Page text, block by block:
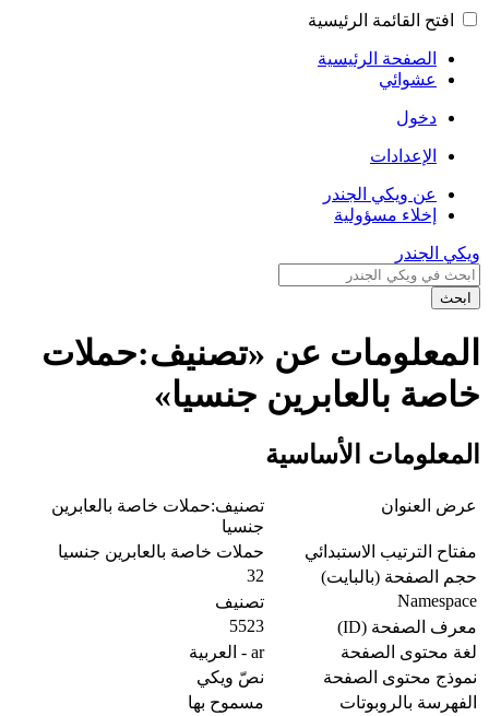
افتح القائمة الرئيسية
الصفحة الرئيسية
عشوائي
دخول
الإعدادات
عن ويكي الجندر
إخلاء مسؤولية
ويكي الجندر
ابحث
المعلومات عن «تصنيف:حملات
خاصة بالعابرين جنسيا»
المعلومات الأساسية
عرض العنوان
تصنيف:حملات خاصة بالعابرين
جنسيا
مفتاح الترتيب الاستبدائي
حملات خاصة بالعابرين جنسيا
حجم الصفحة (بالبايت)
32
Namespace
تصنيف
معرف الصفحة (ID)
5523
لغة محتوى الصفحة
ar - العربية
نموذج محتوى الصفحة
نصّ ويكي
الفهرسة بالروبوتات
مسموح بها